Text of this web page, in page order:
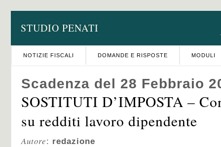
STUDIO PENATI
NOTIZIE FISCALI DOMANDE E RISPOSTE MODULI
Scadenza del 28 Febbraio
SOSTITUTI D’IMPOSTA –
su redditi lavoro dipendente
Autore: redazione